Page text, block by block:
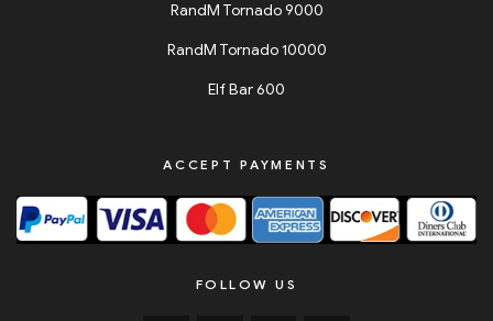
RandM Tornado 9000
RandM Tornado 10000
Elf Bar 600
ACCEPT PAYMENTS
FOLLOW US